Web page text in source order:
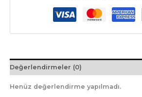
Değerlendirmeler (0)
Henüz değerlendirme yapılmadı.